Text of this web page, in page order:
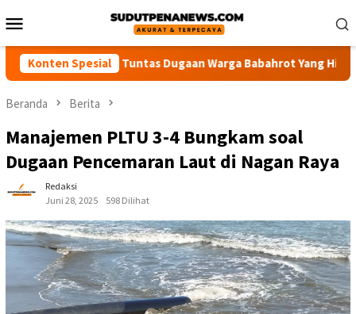
ke
Mobile
Konten Spesial
Polisi Usut Tuntas Dugaan Warga Babahrot Yang Hilang Secara
Beranda Berita
Manajemen PLTU 3-4 Bungkam soal
Dugaan Pencemaran Laut di Nagan Raya
Redaksi
Juni 28, 2025
598 Dilihat